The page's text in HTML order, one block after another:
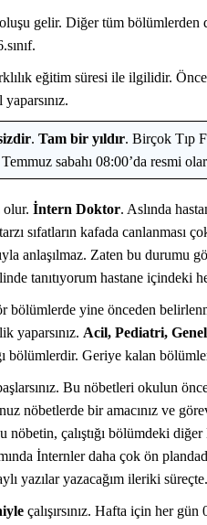
oluşu gelir. Diğer tüm bölümlerden
eğitim süresi ile ilgilidir.
. Tam bir yıldır. Birçok Tıp
sabahı 08:00’da resmi
olur. İntern Doktor. Aslında
sıfatların kafada canlanması
anlaşılmaz. Zaten bu durumu
tanıtıyorum hastane içindeki
bölümlerde yine önceden
yaparsınız. Acil, Pediatri,
bölümlerdir. Geriye kalan
Bu nöbetleri okulun
nöbetlerde bir amacınız ve
çalıştığı bölümdeki
İnternler daha çok ön
yazılar yazacağım ileriki süreçte.
çalışırsınız. Hafta için her
DOKTOR BUN'DAN